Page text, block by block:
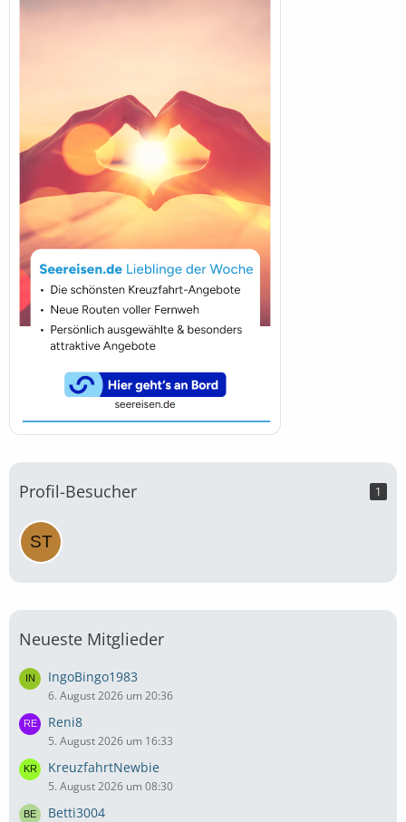
Profil-Besucher 1
Neueste Mitglieder
IngoBingo1983
6. August 2026 um 20:36
Reni8
5. August 2026 um 16:33
KreuzfahrtNewbie
5. August 2026 um 08:30
Betti3004